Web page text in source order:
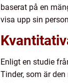
baserat på en
visa upp sin
Enligt en studie
Tinder, som är